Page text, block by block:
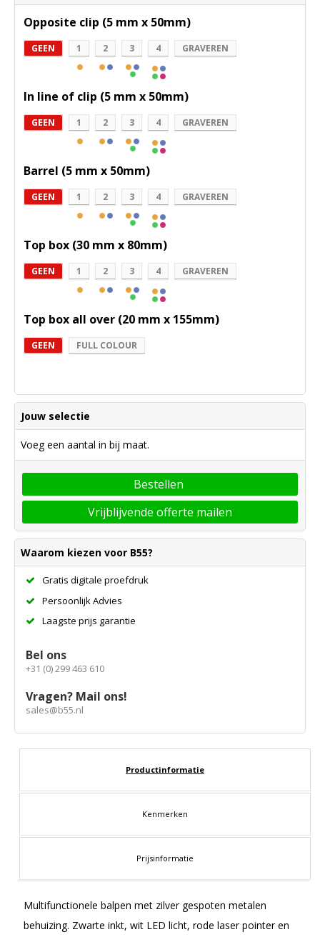
Opposite clip (5 mm x 50mm)
GEEN 1 2 3 4 GRAVEREN
In line of clip (5 mm x 50mm)
GEEN 1 2 3 4 GRAVEREN
Barrel (5 mm x 50mm)
GEEN 1 2 3 4 GRAVEREN
Top box (30 mm x 80mm)
GEEN 1 2 3 4 GRAVEREN
Top box all over (20 mm x 155mm)
GEEN FULL COLOUR
Jouw selectie
Voeg een aantal in bij maat.
Bestellen
Vrijblijvende offerte mailen
Waarom kiezen voor B55?
Gratis digitale proefdruk
Persoonlijk Advies
Laagste prijs garantie
Bel ons
+31 (0) 299 463 610
Vragen? Mail ons!
sales@b55.nl
Productinformatie
Kenmerken
Prijsinformatie
Multifunctionele balpen met zilver gespoten metalen
behuizing. Zwarte inkt, wit LED licht, rode laser pointer en